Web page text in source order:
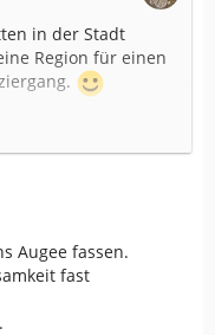
in der Stadt
Region für einen
Augee fassen.
fast